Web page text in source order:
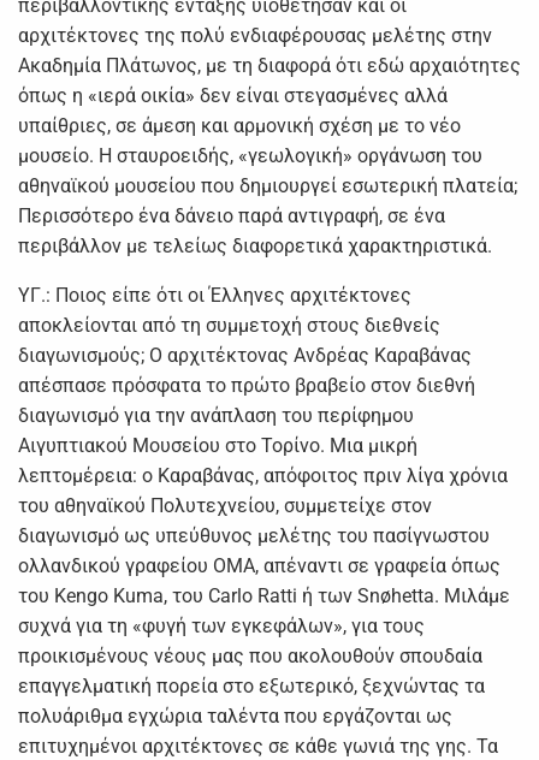
περιβαλλοντικής ένταξης υιοθέτησαν και οι
αρχιτέκτονες της πολύ ενδιαφέρουσας μελέτης στην
Ακαδημία Πλάτωνος, με τη διαφορά ότι εδώ αρχαιότητες
όπως η «ιερά οικία» δεν είναι στεγασμένες αλλά
υπαίθριες, σε άμεση και αρμονική σχέση με το νέο
μουσείο. Η σταυροειδής, «γεωλογική» οργάνωση του
αθηναϊκού μουσείου που δημιουργεί εσωτερική πλατεία;
Περισσότερο ένα δάνειο παρά αντιγραφή, σε ένα
περιβάλλον με τελείως διαφορετικά χαρακτηριστικά.
ΥΓ.: Ποιος είπε ότι οι Έλληνες αρχιτέκτονες
αποκλείονται από τη συμμετοχή στους διεθνείς
διαγωνισμούς; Ο αρχιτέκτονας Ανδρέας Καραβάνας
απέσπασε πρόσφατα το πρώτο βραβείο στον διεθνή
διαγωνισμό για την ανάπλαση του περίφημου
Αιγυπτιακού Μουσείου στο Τορίνο. Μια μικρή
λεπτομέρεια: ο Καραβάνας, απόφοιτος πριν λίγα χρόνια
του αθηναϊκού Πολυτεχνείου, συμμετείχε στον
διαγωνισμό ως υπεύθυνος μελέτης του πασίγνωστου
ολλανδικού γραφείου ΟΜΑ, απέναντι σε γραφεία όπως
του Kengo Kuma, του Carlo Ratti ή των Snøhetta. Μιλάμε
συχνά για τη «φυγή των εγκεφάλων», για τους
προικισμένους νέους μας που ακολουθούν σπουδαία
επαγγελματική πορεία στο εξωτερικό, ξεχνώντας τα
πολυάριθμα εγχώρια ταλέντα που εργάζονται ως
επιτυχημένοι αρχιτέκτονες σε κάθε γωνιά της γης. Τα